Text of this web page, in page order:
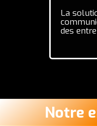
La
des
Notre